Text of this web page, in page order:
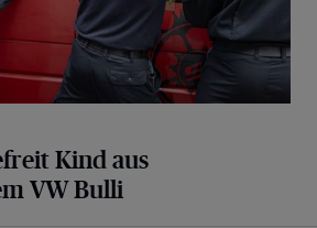
Kind aus
VW Bulli